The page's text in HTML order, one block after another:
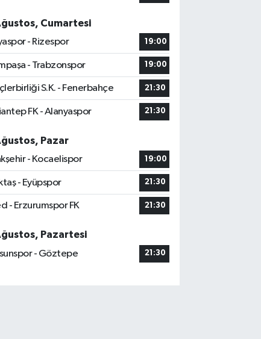
Cumartesi
- Rizespor
19:00
- Trabzonspor 19:00
S.K. - Fenerbahçe 21:30
FK - Alanyaspor 21:30
Pazar
- Kocaelispor
19:00
- Eyüpspor 21:30
- Erzurumspor FK 21:30
Pazartesi
- Göztepe
21:30